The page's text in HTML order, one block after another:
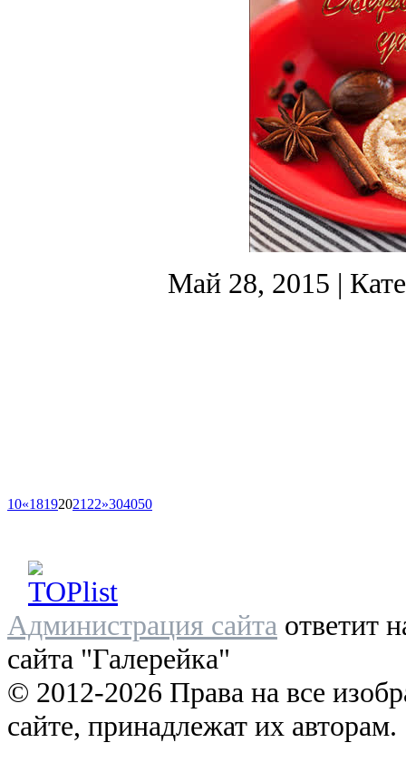
Май 28, 2015 |
10«18192021 22»304050
Администрация сайта ответит
сайта "Галерейка"
© 2012-2026 Права на все
сайте, принадлежат их авторам.